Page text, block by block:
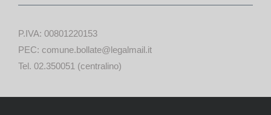
P.IVA: 00801220153
PEC: comune.bollate@legalmail.it
Tel. 02.350051 (centralino)